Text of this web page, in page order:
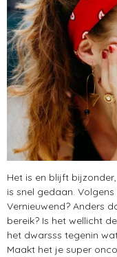
Het is en blijft
is snel gedaan.
Vernieuwend? Anders
bereik? Is het wellicht
het dwarsss tegenin
Maakt het je super